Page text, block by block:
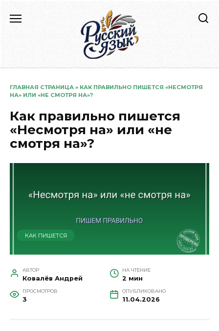
содержанию
ГЛАВНАЯ СТРАНИЦА » КАК ПРАВИЛЬНО ПИШЕТСЯ «НЕСМОТРЯ
НА» ИЛИ «НЕ СМОТРЯ НА»?
Как правильно пишется
«Несмотря на» или «не
смотря на»?
КАК ПИШЕТСЯ
АВТОР
Ковалёв Андрей
НА ЧТЕНИЕ
2 мин
ПРОСМОТРОВ
3
ОПУБЛИКОВАНО
11.04.2026